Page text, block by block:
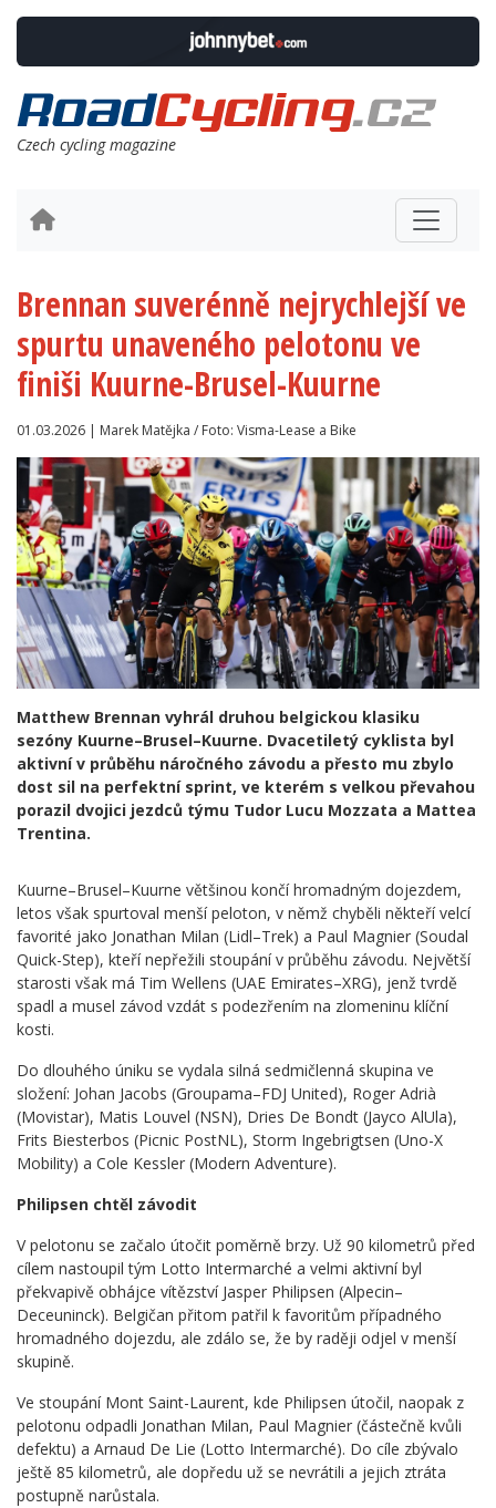
Czech cycling magazine
Brennan suverénně nejrychlejší ve
spurtu unaveného pelotonu ve
finiši Kuurne-Brusel-Kuurne
01.03.2026 | Marek Matějka / Foto: Visma-Lease a Bike
Matthew Brennan vyhrál druhou belgickou klasiku
sezóny Kuurne–Brusel–Kuurne. Dvacetiletý cyklista byl
aktivní v průběhu náročného závodu a přesto mu zbylo
dost sil na perfektní sprint, ve kterém s velkou převahou
porazil dvojici jezdců týmu Tudor Lucu Mozzata a Mattea
Trentina.
Kuurne–Brusel–Kuurne většinou končí hromadným dojezdem,
letos však spurtoval menší peloton, v němž chyběli někteří velcí
favorité jako Jonathan Milan (Lidl–Trek) a Paul Magnier (Soudal
Quick-Step), kteří nepřežili stoupání v průběhu závodu. Největší
starosti však má Tim Wellens (UAE Emirates–XRG), jenž tvrdě
spadl a musel závod vzdát s podezřením na zlomeninu klíční
kosti.
Do dlouhého úniku se vydala silná sedmičlenná skupina ve
složení: Johan Jacobs (Groupama–FDJ United), Roger Adrià
(Movistar), Matis Louvel (NSN), Dries De Bondt (Jayco AlUla),
Frits Biesterbos (Picnic PostNL), Storm Ingebrigtsen (Uno-X
Mobility) a Cole Kessler (Modern Adventure).
Philipsen chtěl závodit
V pelotonu se začalo útočit poměrně brzy. Už 90 kilometrů před
cílem nastoupil tým Lotto Intermarché a velmi aktivní byl
překvapivě obhájce vítězství Jasper Philipsen (Alpecin–
Deceuninck). Belgičan přitom patřil k favoritům případného
hromadného dojezdu, ale zdálo se, že by raději odjel v menší
skupině.
Ve stoupání Mont Saint-Laurent, kde Philipsen útočil, naopak z
pelotonu odpadli Jonathan Milan, Paul Magnier (částečně kvůli
defektu) a Arnaud De Lie (Lotto Intermarché). Do cíle zbývalo
ještě 85 kilometrů, ale dopředu už se nevrátili a jejich ztráta
postupně narůstala.